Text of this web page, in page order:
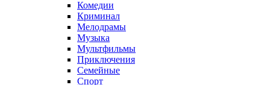
Комедии
Криминал
Мелодрамы
Музыка
Мультфильмы
Приключения
Семейные
Спорт